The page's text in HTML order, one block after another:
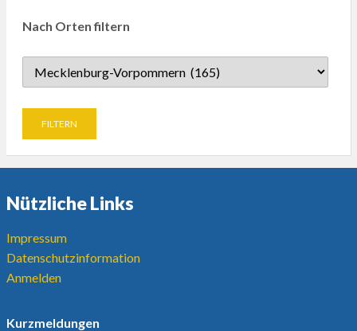
Nach Orten filtern
Nützliche Links
Impressum
Datenschutzinformation
Anmelden
Kurzmeldungen